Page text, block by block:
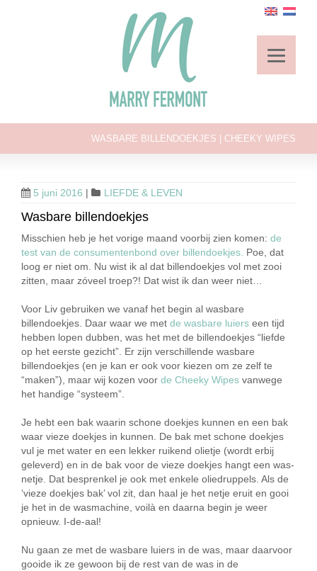
WASBARE BILLENDOEKJES | CHEEKY WIPES
5 juni 2016 | LIEFDE & LEVEN
Wasbare billendoekjes
Misschien heb je het vorige maand voorbij zien komen: de
test van de consumentenbond over billendoekjes. Poe, dat
loog er niet om. Nu wist ik al dat billendoekjes vol met zooi
zitten, maar zóveel troep?! Dat wist ik dan weer niet…
Voor Liv gebruiken we vanaf het begin al wasbare
billendoekjes. Daar waar we met de wasbare luiers een tijd
hebben lopen dubben, was het met de billendoekjes “liefde
op het eerste gezicht”. Er zijn verschillende wasbare
billendoekjes (en je kan er ook voor kiezen om ze zelf te
“maken”), maar wij kozen voor de Cheeky Wipes vanwege
het handige “systeem”.
Je hebt een bak waarin schone doekjes kunnen en een bak
waar vieze doekjes in kunnen. De bak met schone doekjes
vul je met water en een lekker ruikend olietje (wordt erbij
geleverd) en in de bak voor de vieze doekjes hangt een was-
netje. Dat besprenkel je ook met enkele oliedruppels. Als de
‘vieze doekjes bak’ vol zit, dan haal je het netje eruit en gooi
je het in de wasmachine, voilà en daarna begin je weer
opnieuw. I-de-aal!
Nu gaan ze met de wasbare luiers in de was, maar daarvoor
gooide ik ze gewoon bij de rest van de was in de